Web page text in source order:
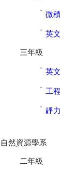
˙ 微
˙ 英
三年級
˙ 英
˙ 工
˙ 靜
自然資源學系
二年級